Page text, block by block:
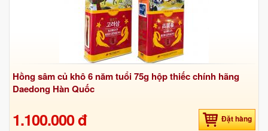
Hồng sâm củ khô 6 năm tuổi 75g hộp thiếc chính hãng
Daedong Hàn Quốc
1.100.000 đ Đặt hàng